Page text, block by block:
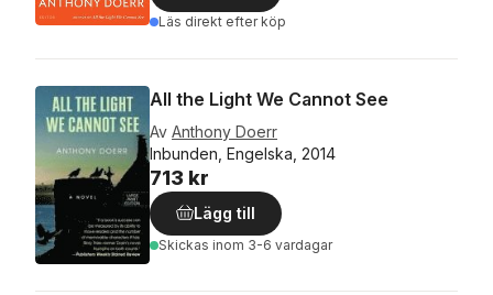
Läs direkt efter köp
All the Light We Cannot See
Av Anthony Doerr
Inbunden, Engelska, 2014
713 kr
Lägg till
Skickas inom 3-6 vardagar